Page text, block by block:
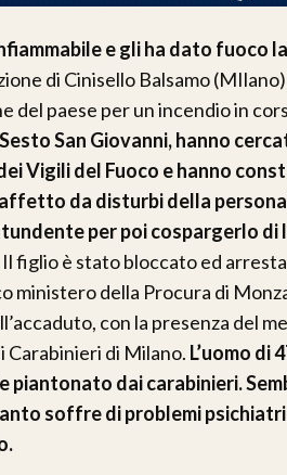
e gli ha dato fuoco
di Cinisello Balsamo
del paese per un incendio in
San Giovanni, hanno
Vigili del Fuoco e hanno
da disturbi della
per poi cospargerlo di
Il figlio è stato bloccato ed
ministero della Procura di
con la presenza del
Carabinieri di Milano. L’uomo di
dai carabinieri.
soffre di problemi